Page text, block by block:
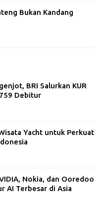
Bukan Kandang
BRI Salurkan KUR
Debitur
Yacht untuk Perkuat
Nokia, dan Ooredoo
AI Terbesar di Asia